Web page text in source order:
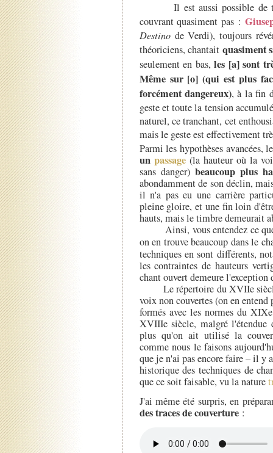
Il est aussi possible de
couvrant quasiment pas :
Destinode Verdi), toujours
théoriciens, chantait quasiment
seulement en bas,les [a] sont
Même sur [o] (qui est plus
forcément dangereux), à la fin
geste et toute la tension
naturel, ce tranchant, cet
mais le geste est effectivement
Parmi les hypothèses avancées,
un passage(la hauteur où la
sans danger) beaucoup plus
abondamment de son déclin,
il n'a pas eu une carrière
pleine gloire, et une fin loin
hauts, mais le timbre demeurait
Ainsi, vous entendez ce
on en trouve beaucoup dans le
techniques en sont différents,
les contraintes de hauteurs
chant ouvert demeure l'exception
Le répertoire du XVIIe siècle
voix non couvertes (on en entend
formés avec les normes du
XVIIIe siècle, malgré
plus qu'on ait utilisé la
comme nous le faisons
que je n'ai pas encore faire – il
historique des techniques de
que ce soit faisable, vu la nature
J'ai même été surpris, en
des traces de couverture: